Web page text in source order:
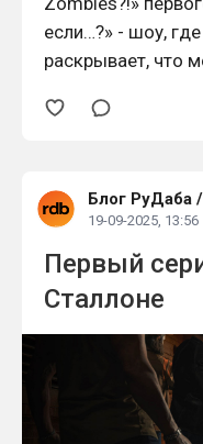
если…?» - шоу,
раскрывает, что
произошли иначе.
Блог РуДаба /
19-09-2025, 13:56
Первый
Сталлоне